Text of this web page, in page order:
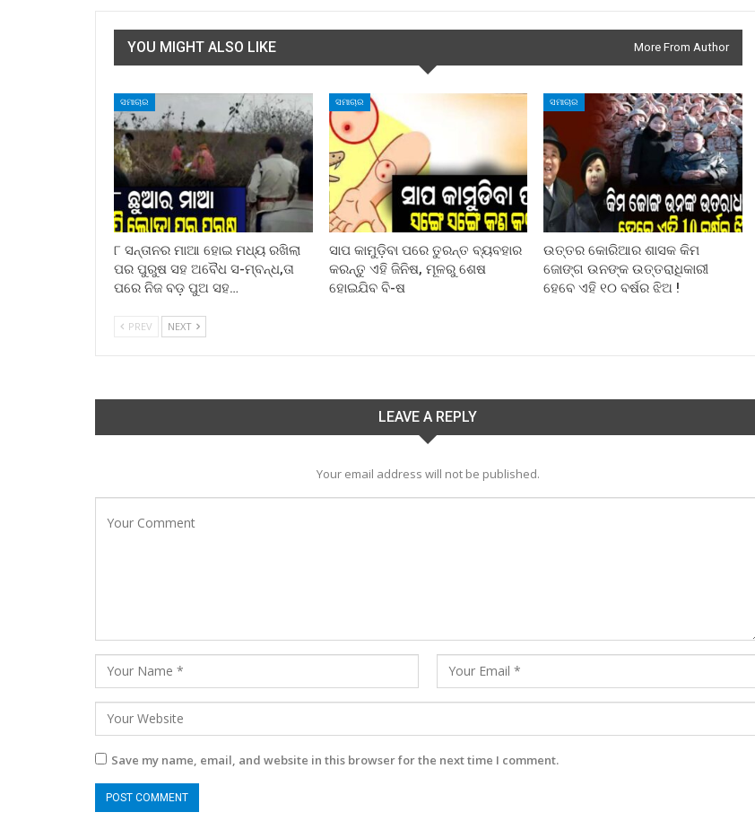
YOU MIGHT ALSO LIKE More From Author
ସମାଚାର
୮ ସନ୍ତାନର ମାଆ ହୋଇ ମଧ୍ୟ ରଖିଲା
ପର ପୁରୁଷ ସହ ଅବୈଧ ସ-ମ୍ବନ୍ଧ,ତା
ପରେ ନିଜ ବଡ଼ ପୁଅ ସହ…
ସମାଚାର
ସାପ କାମୁଡ଼ିବା ପରେ ତୁରନ୍ତ ବ୍ୟବହାର
କରନ୍ତୁ ଏହି ଜିନିଷ, ମୂଳରୁ ଶେଷ
ହୋଇଯିବ ବି-ଷ
ସମାଚାର
ଉତ୍ତର କୋରିଆର ଶାସକ କିମ
ଜୋଙ୍ଗ ଉନଙ୍କ ଉତ୍ତରାଧିକାରୀ
ହେବେ ଏହି ୧୦ ବର୍ଷର ଝିଅ !
PREV NEXT
LEAVE A REPLY
Your email address will not be published.
Save my name, email, and website in this browser for the next time I comment.